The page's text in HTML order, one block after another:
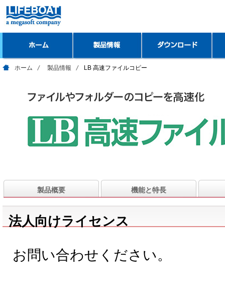
ホーム 製品情報 LB 高速ファイルコピー
製品概要 機能と特長
法人向けライセンス
お問い合わせください。